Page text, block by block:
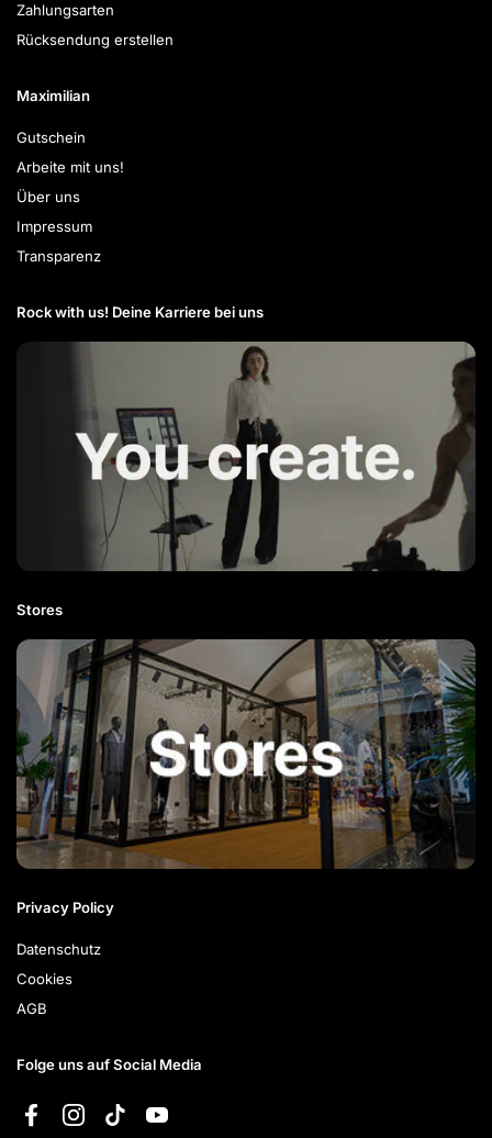
Zahlungsarten
Rücksendung erstellen
Maximilian
Gutschein
Arbeite mit uns!
Über uns
Impressum
Transparenz
Rock with us! Deine Karriere bei uns​
Stores
Privacy Policy
Datenschutz
Cookies
AGB
Folge uns auf Social Media
FacebookInstagramTikTokYouTube